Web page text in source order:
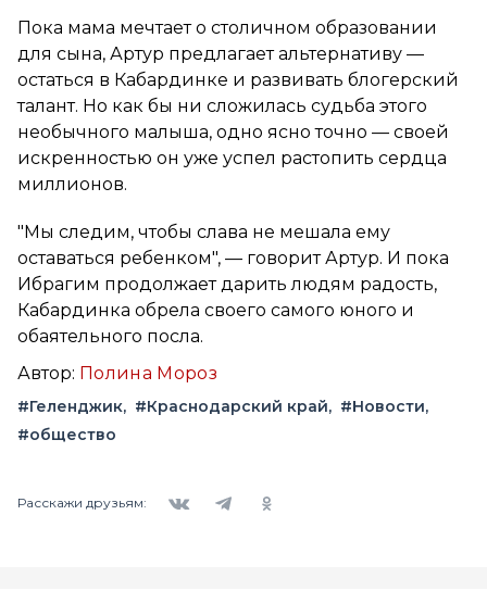
Пока мама мечтает о столичном образовании
для сына, Артур предлагает альтернативу —
остаться в Кабардинке и развивать блогерский
талант. Но как бы ни сложилась судьба этого
необычного малыша, одно ясно точно — своей
искренностью он уже успел растопить сердца
миллионов.
"Мы следим, чтобы слава не мешала ему
оставаться ребенком", — говорит Артур. И пока
Ибрагим продолжает дарить людям радость,
Кабардинка обрела своего самого юного и
обаятельного посла.
Автор: Полина Мороз
#Геленджик #Краснодарский край
#Новости
#общество
Расскажи друзьям: